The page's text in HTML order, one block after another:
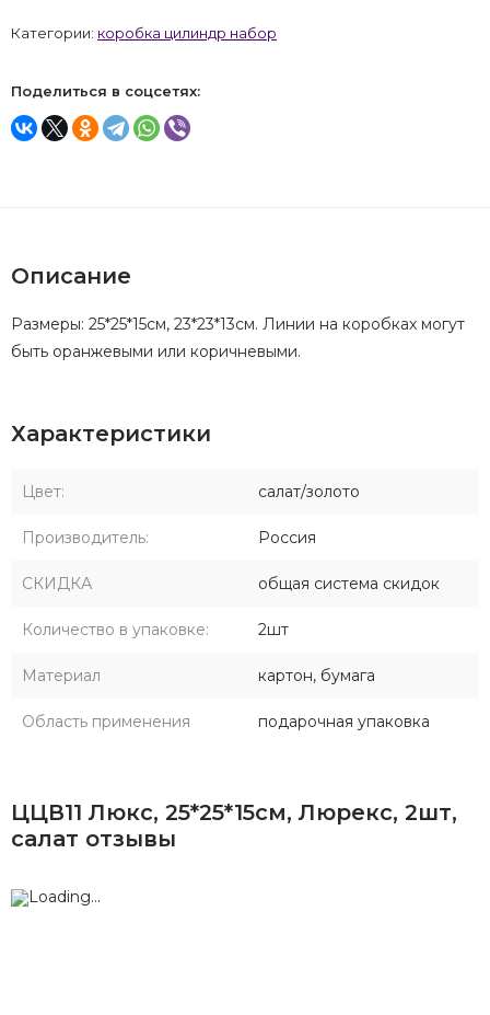
Категории: коробка цилиндр набор
Поделиться в соцсетях:
Описание
Размеры: 25*25*15см, 23*23*13см. Линии на коробках могут
быть оранжевыми или коричневыми.
Характеристики
Цвет: салат/золото
Производитель: Россия
СКИДКА общая система скидок
Количество в упаковке: 2шт
Материал картон, бумага
Область применения подарочная упаковка
ЦЦВ11 Люкс, 25*25*15см, Люрекс, 2шт,
салат отзывы